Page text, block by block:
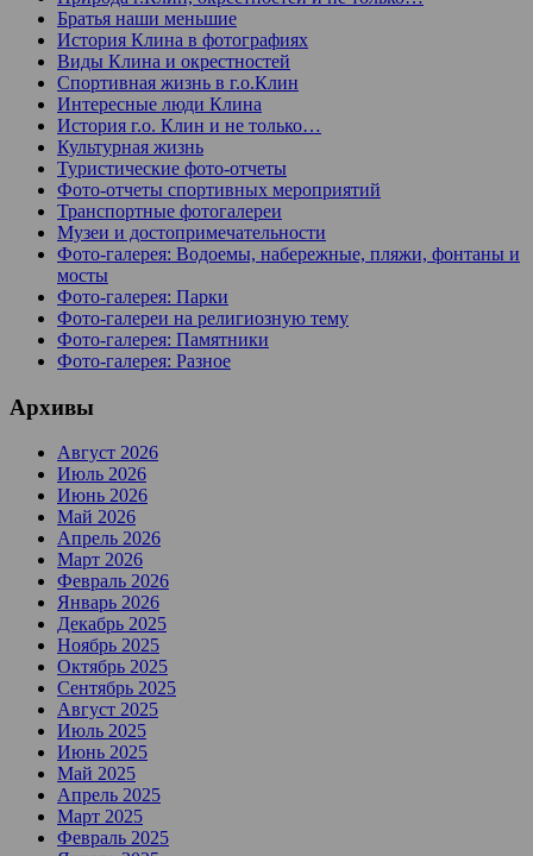
Братья наши меньшие
История Клина в фотографиях
Виды Клина и окрестностей
Спортивная жизнь в г.о.Клин
Интересные люди Клина
История г.о. Клин и не только…
Культурная жизнь
Туристические фото-отчеты
Фото-отчеты спортивных мероприятий
Транспортные фотогалереи
Музеи и достопримечательности
Фото-галерея: Водоемы, набережные, пляжи, фонтаны и
мосты
Фото-галерея: Парки
Фото-галереи на религиозную тему
Фото-галерея: Памятники
Фото-галерея: Разное
Архивы
Август 2026
Июль 2026
Июнь 2026
Май 2026
Апрель 2026
Март 2026
Февраль 2026
Январь 2026
Декабрь 2025
Ноябрь 2025
Октябрь 2025
Сентябрь 2025
Август 2025
Июль 2025
Июнь 2025
Май 2025
Апрель 2025
Март 2025
Февраль 2025